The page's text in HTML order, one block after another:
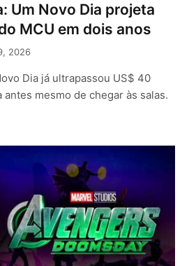
Um Novo Dia projeta
MCU em dois anos
2026
Dia já ultrapassou US$ 40
mesmo de chegar às salas.